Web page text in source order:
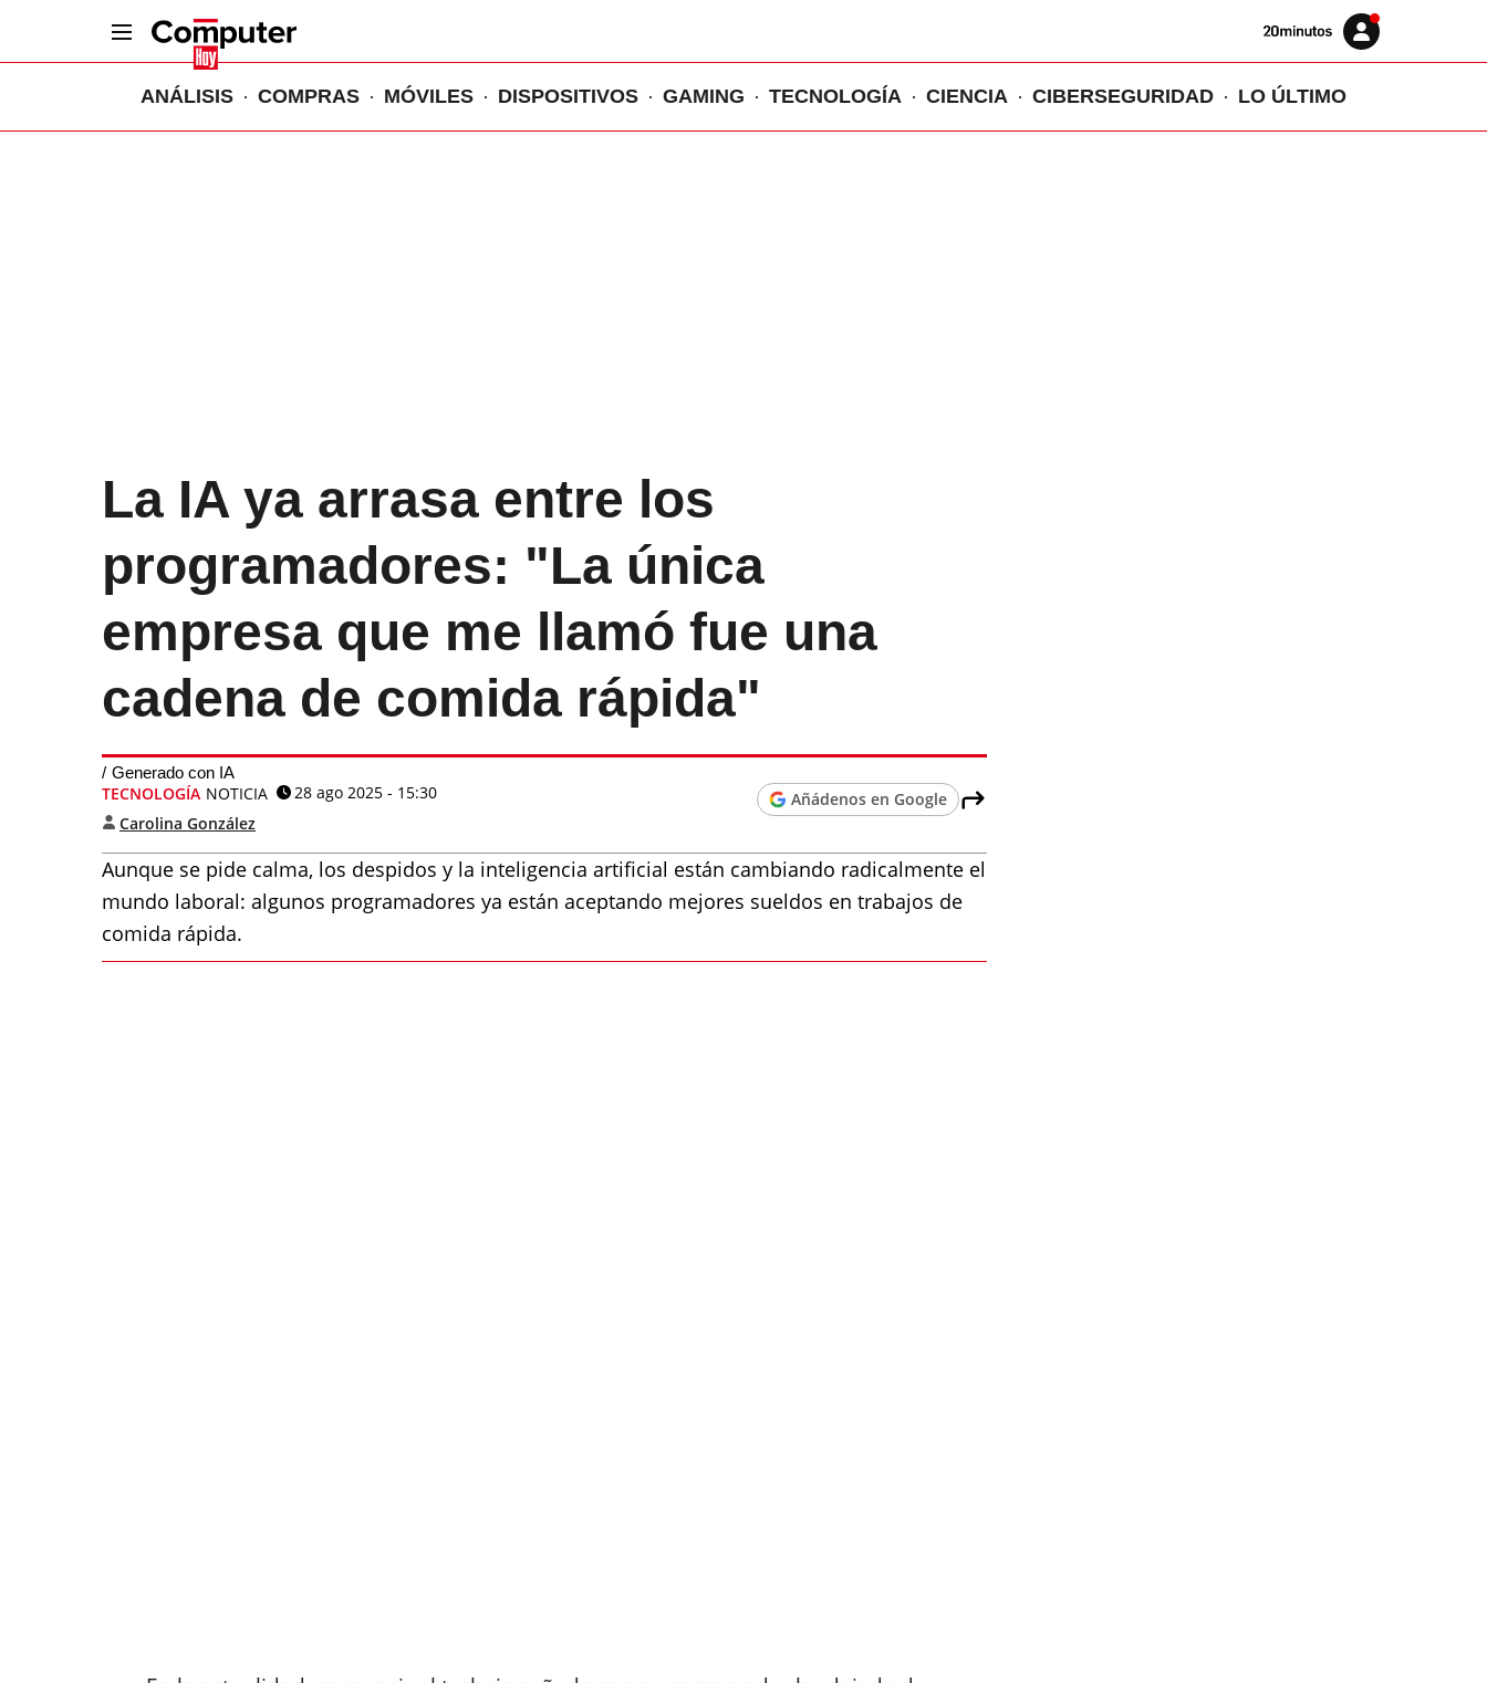
Volver
Iniciar
sesión
ANÁLISIS COMPRAS MÓVILES DISPOSITIVOS GAMING TECNOLOGÍA CIENCIA CIBERSEGURIDAD LO ÚLTIMO
La IA ya arrasa entre los
programadores: "La única
empresa que me llamó fue una
cadena de comida rápida"
Generado con IA
TECNOLOGÍA NOTICIA
28 ago 2025 - 15:30
Carolina González
Añádenos en Google
Aunque se pide calma, los despidos y la inteligencia artificial están cambiando radicalmente el
mundo laboral: algunos programadores ya están aceptando mejores sueldos en trabajos de
comida rápida.